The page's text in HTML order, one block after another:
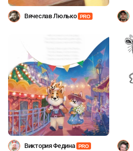
Вячеслав Люлько PRO
Виктория Федина PRO